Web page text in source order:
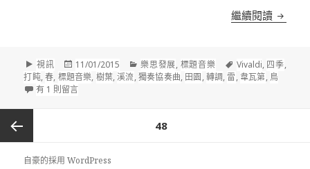
繼續閱讀 韋瓦
格
式
視訊
發
佈
於
11/01/2015
分
類
樂思發展, 標題音樂
標
籤
Vivaldi, 四季,
打盹,春, 標題音樂, 樹葉,溪流,獨奏協奏曲, 田園,轉調, 雷,韋瓦第, 鳥
在〈韋瓦第(Vivaldi, 1678-1741)：四季協奏曲「春」Op. 8, RV 269〉中
有 1 則留言
前一頁
48
自豪的採用 WordPress